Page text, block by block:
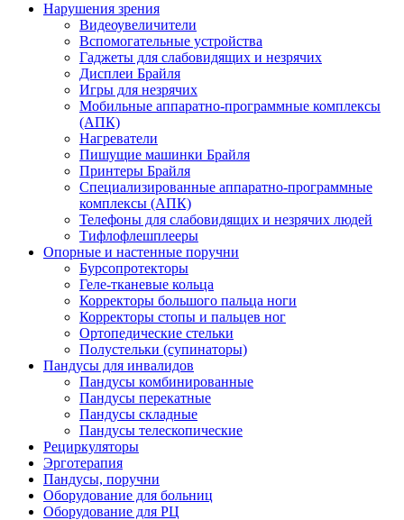
Нарушения зрения
Видеоувеличители
Вспомогательные устройства
Гаджеты для слабовидящих и незрячих
Дисплеи Брайля
Игры для незрячих
Мобильные аппаратно-программные комплексы
(АПК)
Нагреватели
Пишущие машинки Брайля
Принтеры Брайля
Специализированные аппаратно-программные
комплексы (АПК)
Телефоны для слабовидящих и незрячих людей
Тифлофлешплееры
Опорные и настенные поручни
Бурсопротекторы
Геле-тканевые кольца
Корректоры большого пальца ноги
Корректоры стопы и пальцев ног
Ортопедические стельки
Полустельки (супинаторы)
Пандусы для инвалидов
Пандусы комбинированные
Пандусы перекатные
Пандусы складные
Пандусы телескопические
Рециркуляторы
Эрготерапия
Пандусы, поручни
Оборудование для больниц
Оборудование для РЦ